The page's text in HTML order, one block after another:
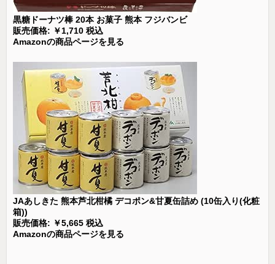
黒糖ドーナツ棒 20本 お菓子 熊本 フジバンビ
販売価格: ￥1,710 税込
Amazonの商品ページを見る
JAあしきた 熊本芦北柑橘 デコポン&甘夏缶詰め (10缶入り(化粧
箱))
販売価格: ￥5,665 税込
Amazonの商品ページを見る